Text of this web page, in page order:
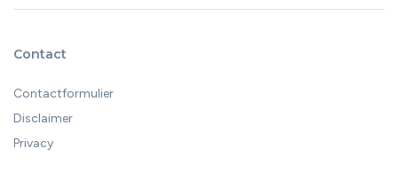
Contact
Contactformulier
Disclaimer
Privacy